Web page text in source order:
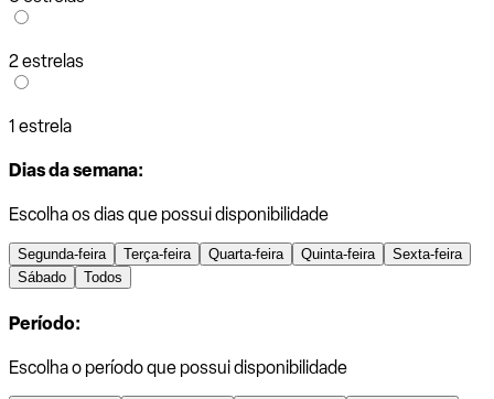
2 estrelas
1 estrela
Dias da semana:
Escolha os dias que possui disponibilidade
Segunda-feira Terça-feira Quarta-feira Quinta-feira
Sexta-feira
Sábado
Todos
Período:
Escolha o período que possui disponibilidade